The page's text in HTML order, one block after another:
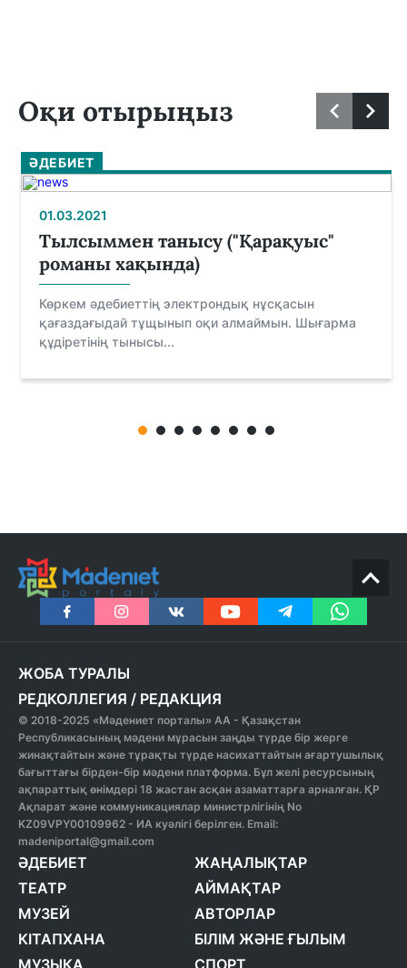
Оқи отырыңыз
ӘДЕБИЕТ
01.03.2021
Тылсыммен танысу ("Қарақуыс"
романы хақында)
Көркем әдебиеттің электрондық нұсқасын
қағаздағыдай тұщынып оқи алмаймын. Шығарма
құдіретінің тынысы...
ЖОБА ТУРАЛЫ
РЕДКОЛЛЕГИЯ / РЕДАКЦИЯ
© 2018-2025 «Мәдениет порталы» АА - Қазақстан
Республикасының мәдени мұрасын заңды түрде бір жерге
жинақтайтын және тұрақты түрде насихаттайтын ағартушылық
бағыттағы бірден-бір мәдени платформа. Бұл желі ресурсының
ақпараттық өнімдері 18 жастан асқан азаматтарға арналған. ҚР
Ақпарат және коммуникациялар министрлігінің No
KZ09VPY00109962 - ИА куәлігі берілген. Email:
madeniportal@gmail.com
ӘДЕБИЕТ
ТЕАТР
МУЗЕЙ
КІТАПХАНА
ЖАҢАЛЫҚТАР
АЙМАҚТАР
АВТОРЛАР
БІЛІМ ЖӘНЕ ҒЫЛЫМ